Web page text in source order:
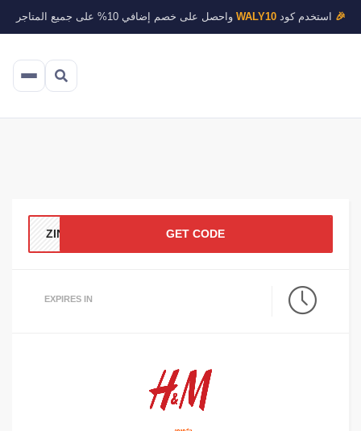
🎉استخدم كودWALY10واحصل على خصم إضافي 10% على جميع المتاجر
GET CODE
EXPIRES IN